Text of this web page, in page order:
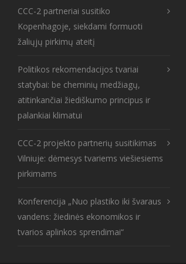
CCC-2 partneriai susitiko
Kopenhagoje, siekdami formuoti
žaliųjų pirkimų ateitį
Politikos rekomendacijos tvariai
statybai: be cheminių medžiagų,
atitinkančiai žiediškumo principus ir
palankiai klimatui
CCC-2 projekto partnerių susitikimas
Vilniuje: dėmesys tvariems viešiesiems
pirkimams
Konferencija „Nuo plastiko iki švaraus
vandens: žiedinės ekonomikos ir
tvarios aplinkos sprendimai“